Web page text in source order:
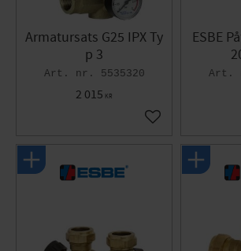
Armatursats G25 IPX Ty
p 3
5535320
2 015 KR
Lägg till i favoriter
ESBE